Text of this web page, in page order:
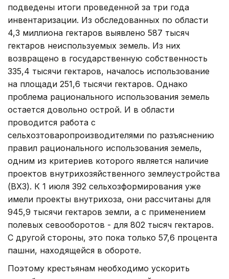
подведены итоги проведенной за три года
инвентариза­ции. Из обследованных по области
4,3 миллиона гектаров выявлено 587 тысяч
гектаров неиспользуе­мых земель. Из них
возвращено в государственную собственность
335,4 тысячи гектаров, началось использование
на площади 251,6 тысячи гектаров. Однако
проблема рационального использования земель
остается довольно острой. И в области
проводится работа с
сельхозтоваропроизводителями по разъяснению
правил рационального использования земель,
одним из критериев которого является наличие
проектов внутрихозяйственного землеустройства
(ВХЗ). К 1 июля 392 сельхозформирования уже
имели проекты внутрихоза, они рассчитаны для
945,9 тысячи гектаров земли, а с применением
полевых севооборотов - для 802 тысяч гектаров.
С другой стороны, это пока только 57,6 процента
пашни, находящейся в обороте.
Поэтому крестьянам необходимо ускорить